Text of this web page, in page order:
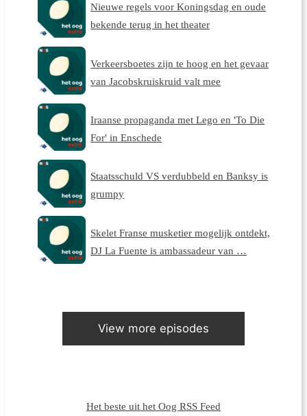
Nieuwe regels voor Koningsdag en oude
bekende terug in het theater
Verkeersboetes zijn te hoog en het gevaar
van Jacobskruiskruid valt mee
Iraanse propaganda met Lego en 'To Die
For' in Enschede
Staatsschuld VS verdubbeld en Banksy is
grumpy
Skelet Franse musketier mogelijk ontdekt,
DJ La Fuente is ambassadeur van …
View more episodes
Het beste uit het Oog RSS Feed